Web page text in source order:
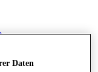
Daten